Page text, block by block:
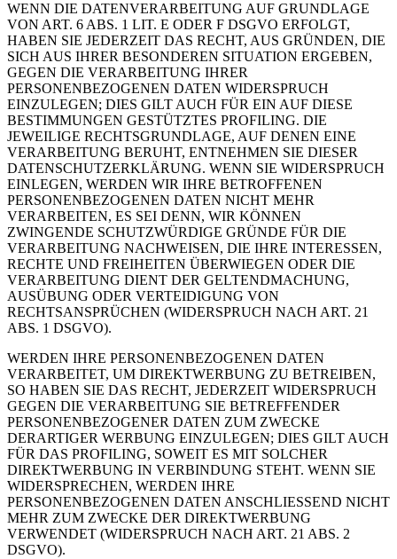
WENN DIE DATENVERARBEITUNG AUF GRUNDLAGE
VON ART. 6 ABS. 1 LIT. E ODER F DSGVO ERFOLGT,
HABEN SIE JEDERZEIT DAS RECHT, AUS GRÜNDEN, DIE
SICH AUS IHRER BESONDEREN SITUATION ERGEBEN,
GEGEN DIE VERARBEITUNG IHRER
PERSONENBEZOGENEN DATEN WIDERSPRUCH
EINZULEGEN; DIES GILT AUCH FÜR EIN AUF DIESE
BESTIMMUNGEN GESTÜTZTES PROFILING. DIE
JEWEILIGE RECHTSGRUNDLAGE, AUF DENEN EINE
VERARBEITUNG BERUHT, ENTNEHMEN SIE DIESER
DATENSCHUTZERKLÄRUNG. WENN SIE WIDERSPRUCH
EINLEGEN, WERDEN WIR IHRE BETROFFENEN
PERSONENBEZOGENEN DATEN NICHT MEHR
VERARBEITEN, ES SEI DENN, WIR KÖNNEN
ZWINGENDE SCHUTZWÜRDIGE GRÜNDE FÜR DIE
VERARBEITUNG NACHWEISEN, DIE IHRE INTERESSEN,
RECHTE UND FREIHEITEN ÜBERWIEGEN ODER DIE
VERARBEITUNG DIENT DER GELTENDMACHUNG,
AUSÜBUNG ODER VERTEIDIGUNG VON
RECHTSANSPRÜCHEN (WIDERSPRUCH NACH ART. 21
ABS. 1 DSGVO).
WERDEN IHRE PERSONENBEZOGENEN DATEN
VERARBEITET, UM DIREKTWERBUNG ZU BETREIBEN,
SO HABEN SIE DAS RECHT, JEDERZEIT WIDERSPRUCH
GEGEN DIE VERARBEITUNG SIE BETREFFENDER
PERSONENBEZOGENER DATEN ZUM ZWECKE
DERARTIGER WERBUNG EINZULEGEN; DIES GILT AUCH
FÜR DAS PROFILING, SOWEIT ES MIT SOLCHER
DIREKTWERBUNG IN VERBINDUNG STEHT. WENN SIE
WIDERSPRECHEN, WERDEN IHRE
PERSONENBEZOGENEN DATEN ANSCHLIESSEND NICHT
MEHR ZUM ZWECKE DER DIREKTWERBUNG
VERWENDET (WIDERSPRUCH NACH ART. 21 ABS. 2
DSGVO).